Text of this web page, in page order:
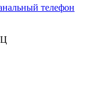
телефон